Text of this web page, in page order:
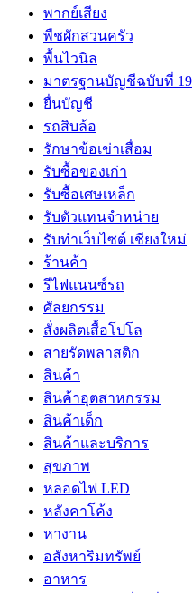
พากย์เสียง
พืชผักสวนครัว
พื้นไวนิล
มาตรฐานบัญชีฉบับที่ 19
ยื่นบัญชี
รถสิบล้อ
รักษาข้อเข่าเสื่อม
รับซื้อของเก่า
รับซื้อเศษเหล็ก
รับตัวแทนจำหน่าย
รับทำเว็บไซต์ เชียงใหม่
ร้านค้า
รีไฟแนนซ์รถ
ศัลยกรรม
สั่งผลิตเสื้อโปโล
สายรัดพลาสติก
สินค้า
สินค้าอุตสาหกรรม
สินค้าเด็ก
สินค้าและบริการ
สุขภาพ
หลอดไฟ LED
หลังคาโค้ง
หางาน
อสังหาริมทรัพย์
อาหาร